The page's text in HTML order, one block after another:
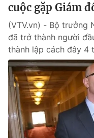
cuộc gặp Giám
(VTV.vn) - Bộ trưởng
đã trở thành người
thành lập cách đây 4